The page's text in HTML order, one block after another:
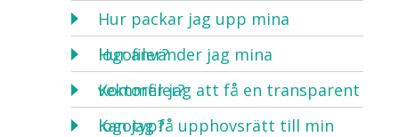
Tryckta produkter
Om Oss
Hur packar jag upp mina
logofiler?
Hur använder jag mina
vektorfiler?
Kommer jag att få en transparent
logotyp?
Kan jag få upphovsrätt till min